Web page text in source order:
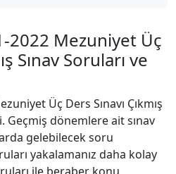
2022 Mezuniyet Üç
Sınav Soruları ve
Üç Ders Sınavı Çıkmış
Geçmiş dönemlere ait sınav
gelebilecek soru
yakalamanız daha kolay